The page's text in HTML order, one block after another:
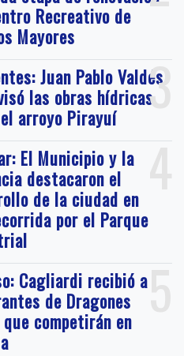
Recreativo de
Mayores
3
Juan Pablo Valdés
las obras hídricas
arroyo Pirayuí
4
El Municipio y la
destacaron el
de la ciudad en
por el Parque
5
Cagliardi recibió a
de Dragones
que competirán en